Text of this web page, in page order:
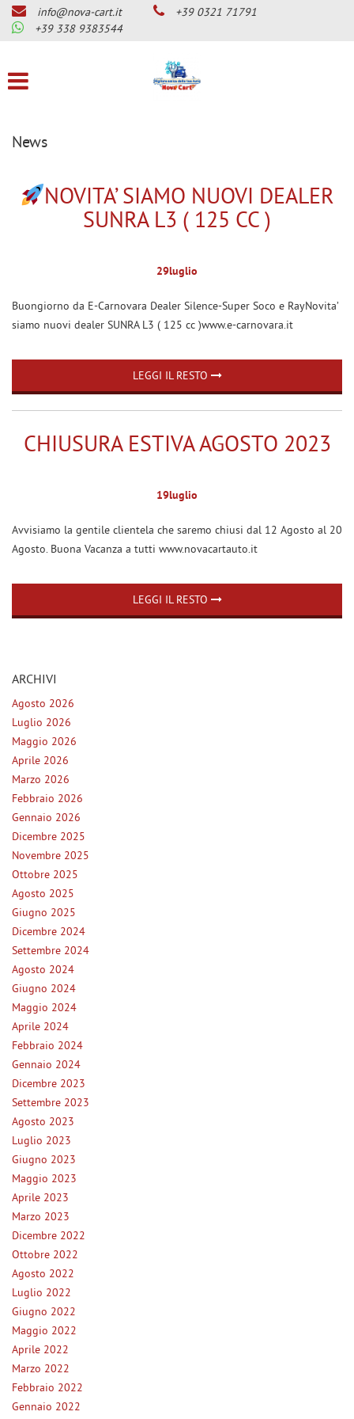
CHI SIAMO
LISTA VEICOLI
CENTRO BENZINA-GPL E
GANCI DI TRAINO
SERVIZIO GOMME AUTO
MAPPATURA CENTRALINE
ASSOCIAZIONE ANGLAT
CORNER POINT UNIPOL
ASSISTENZA-PRENOTA
NEWS
AREA COMMERCIANTI
info@nova-cart.it
+39 0321 71791
+39 338 9383544
News
NOVITA’ SIAMO NUOVI DEALER
SUNRA L3 ( 125 CC )
29luglio
Buongiorno da E-Carnovara Dealer Silence-Super Soco e RayNovita’
siamo nuovi dealer SUNRA L3 ( 125 cc )www.e-carnovara.it
LEGGI IL RESTO
CHIUSURA ESTIVA AGOSTO 2023
19luglio
Avvisiamo la gentile clientela che saremo chiusi dal 12 Agosto al 20
Agosto. Buona Vacanza a tutti www.novacartauto.it
LEGGI IL RESTO
ARCHIVI
Agosto 2026
Luglio 2026
Maggio 2026
Aprile 2026
Marzo 2026
Febbraio 2026
Gennaio 2026
Dicembre 2025
Novembre 2025
Ottobre 2025
Agosto 2025
Giugno 2025
Dicembre 2024
Settembre 2024
Agosto 2024
Giugno 2024
Maggio 2024
Aprile 2024
Febbraio 2024
Gennaio 2024
Dicembre 2023
Settembre 2023
Agosto 2023
Luglio 2023
Giugno 2023
Maggio 2023
Aprile 2023
Marzo 2023
Dicembre 2022
Ottobre 2022
Agosto 2022
Luglio 2022
Giugno 2022
Maggio 2022
Aprile 2022
Marzo 2022
Febbraio 2022
Gennaio 2022
Le
di
consenso
seguente
consente
di
alle
tecnologie
tracciamento
adottiamo
per
le
funzionalità
di
seguito
Per
maggiori
sul
di
questi
strumenti
di
si
rimanda
alla
cookie
policy.
rivedere
e
modificare
le
tue
in
qualsiasi
momento.
Cookie necessari
Cookie delle preferenze
Cookie per il miglioramento dell'esperienza utente
Cookie analitici
Leggi
la
cookie
policy